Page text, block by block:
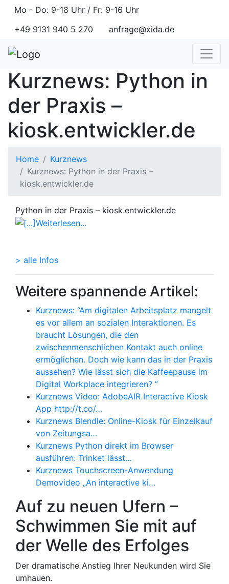
Mo - Do: 9-18 Uhr / Fr: 9-16 Uhr
+49 9131 940 5 270
anfrage@xida.de
Kurznews: Python in
der Praxis –
kiosk.entwickler.de
Home
Kurznews
Kurznews: Python in der Praxis –
kiosk.entwickler.de
Python in der Praxis – kiosk.entwickler.de
> alle Infos
Weitere spannende Artikel:
Kurznews: “Am digitalen Arbeitsplatz mangelt
es vor allem an sozialen Interaktionen. Es
braucht Lösungen, die den
zwischenmenschlichen Kontakt auch online
ermöglichen. Doch wie kann das in der Praxis
aussehen? Wie lässt sich die Kaffeepause im
Digital Workplace integrieren? ”
Kurznews Video: AdobeAIR Interactive Kiosk
App http://t.co/…
Kurznews Blendle: Online-Kiosk für Einzelkauf
von Zeitungsa…
Kurznews Python direkt im Browser
ausführen: Trinket lässt…
Kurznews Touchscreen-Anwendung
Demovideo „An interactive ki…
Auf zu neuen Ufern –
Schwimmen Sie mit auf
der Welle des Erfolges
Der dramatische Anstieg Ihrer Neukunden wird Sie
umhauen.